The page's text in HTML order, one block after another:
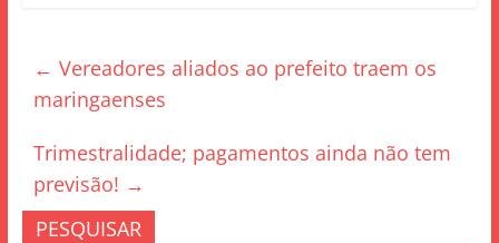
b
o
o
k
← Vereadores aliados ao prefeito traem os
maringaenses
Trimestralidade; pagamentos ainda não tem
previsão! →
PESQUISAR